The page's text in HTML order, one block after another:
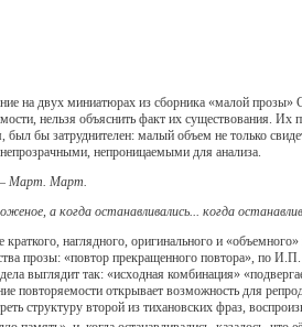
двух миниатюрах из сборника «малой прозы»
нельзя объяснить факт их существования.
был бы затруднителен: малый объем не только
непроницаемыми для анализа.
Март. Март.
а когда останавливались... когда
наглядного, оригинального и
прозы: «повтор прекращенного повтора», по
выглядит так: «исходная комбинация»
повторяемости открывает возможность для
структуру второй из тихановских фраз,